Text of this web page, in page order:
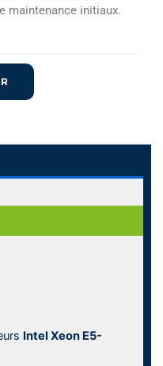
maintenance initiaux.
Intel Xeon E5-